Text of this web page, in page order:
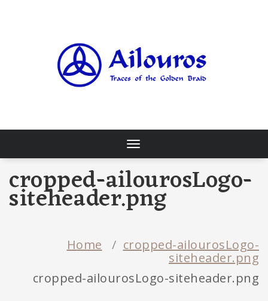
Toggle
navigation
cropped-ailourosLogo-
siteheader.png
Home / cropped-ailourosLogo-
siteheader.png
cropped-ailourosLogo-siteheader.png